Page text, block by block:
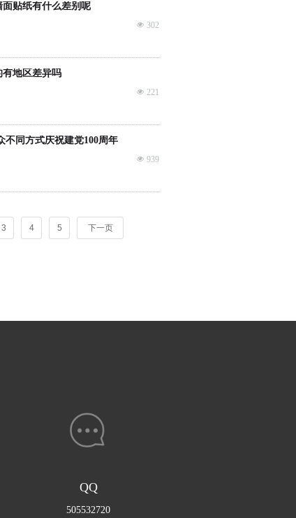
贴纸有什么差别呢
넶 302
地区差异吗
넶 221
不同方式庆祝建党100周年
넶 939
3 4 5 下一页
QQ
505532720